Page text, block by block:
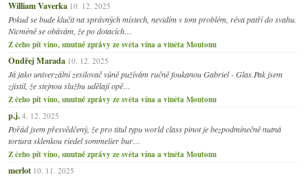
William Vaverka 10. 12. 2025
Pokud se bude klučit na správných místech, nevidím v tom problém, réva patří do svahu.
Nicméně se obávám, že po dotacích…
Z čeho pít víno, smutné zprávy ze světa vína a viněta Moutonu
Ondřej Marada 10. 12. 2025
Já jako univerzální zesilovač vůně pužívám ručně foukanou Gabriel - Glas.Pak jsem
zjistil, že stejnou službu udělají opě…
Z čeho pít víno, smutné zprávy ze světa vína a viněta Moutonu
p.j. 4. 12. 2025
Pořád jsem přesvědčený, že pro titul typu world class pinot je bezpodmínečně nutná
tortura sklenkou riedel sommelier bur…
Z čeho pít víno, smutné zprávy ze světa vína a viněta Moutonu
merlot 10. 11. 2025